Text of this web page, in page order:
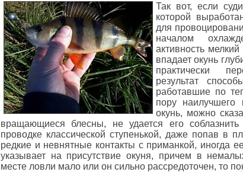
Так вот, если
которой
для
началом
активность
впадает окунь
практически
результат
работавшие по
пору наилучшего
окунь, можно
вращающиеся блесны, не удается его
проводке классической ступенькой, даже попав в
редкие и невнятные контакты с приманкой, иногда
указывает на присутствие окуня, причем в
месте ловли мало или он сильно рассредоточен, то